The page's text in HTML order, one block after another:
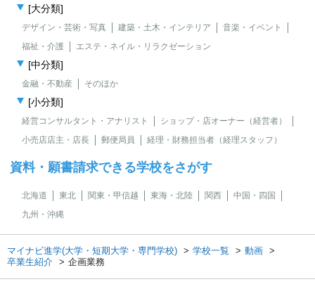
[大分類]
デザイン・芸術・写真 建築・土木・インテリア
音楽・イベント
福祉・介護
エステ・ネイル・リラクゼーション
[中分類]
金融・不動産 そのほか
[小分類]
経営コンサルタント・アナリスト
ショップ・店オーナー（経営者）
小売店店主・店長
郵便局員 経理・財務担当者（経理スタッフ）
資料・願書請求できる学校をさがす
北海道 東北 関東・甲信越 東海・北陸 関西
中国・四国
九州・沖縄
マイナビ進学(大学・短期大学・専門学校) 学校一覧
動画
卒業生紹介
企画業務